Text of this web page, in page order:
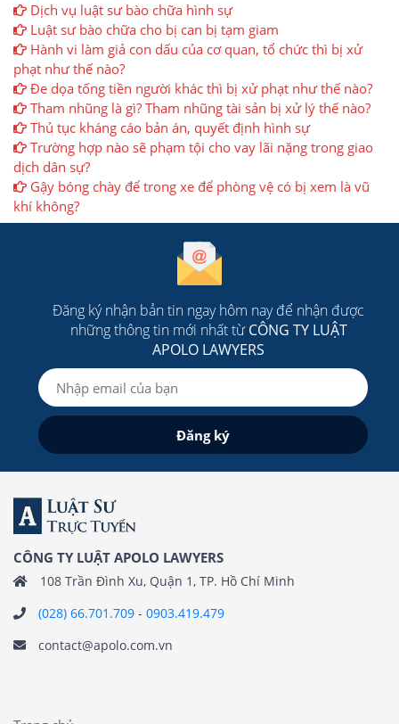
Dịch vụ luật sư bào chữa hình sự
Luật sư bào chữa cho bị can bị tạm giam
Hành vi làm giả con dấu của cơ quan, tổ chức thì bị xử
phạt như thế nào?
Đe dọa tống tiền người khác thì bị xử phạt như thế nào?
Tham nhũng là gì? Tham nhũng tài sản bị xử lý thế nào?
Thủ tục kháng cáo bản án, quyết định hình sự
Trường hợp nào sẽ phạm tội cho vay lãi nặng trong giao
dịch dân sự?
Gậy bóng chày để trong xe để phòng vệ có bị xem là vũ
khí không?
Đăng ký nhận bản tin ngay hôm nay để nhận được
những thông tin mới nhất từCÔNG TY LUẬT
APOLO LAWYERS
CÔNG TY LUẬT APOLO LAWYERS
108 Trần Đình Xu, Quận 1, TP. Hồ Chí Minh
(028) 66.701.709 - 0903.419.479
contact@apolo.com.vn